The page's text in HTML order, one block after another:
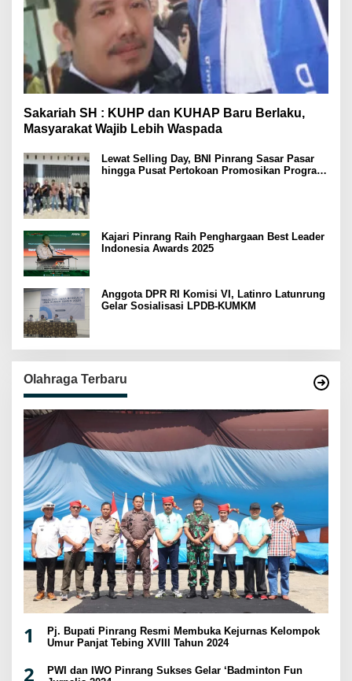
Sakariah SH : KUHP dan KUHAP Baru Berlaku,
Masyarakat Wajib Lebih Waspada
Lewat Selling Day, BNI Pinrang Sasar Pasar
hingga Pusat Pertokoan Promosikan Program
Kajari Pinrang Raih Penghargaan Best Leader
Indonesia Awards 2025
Anggota DPR RI Komisi VI, Latinro Latunrung
Gelar Sosialisasi LPDB-KUMKM
Olahraga Terbaru
1
Pj. Bupati Pinrang Resmi Membuka Kejurnas Kelompok
Umur Panjat Tebing XVIII Tahun 2024
2
PWI dan IWO Pinrang Sukses Gelar ‘Badminton Fun